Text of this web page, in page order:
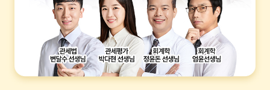
회계학 엄윤 내국소비세법 한지우 무역실무 김기만
관세율표 및 상품학
남형우